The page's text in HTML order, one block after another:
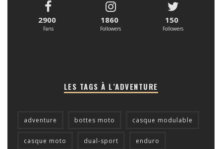
2900
Fans
1860
Followers
150
Followers
LES TAGS À L’ADVENTURE
adventure bottes moto casque modulable
casque moto dual-sport enduro